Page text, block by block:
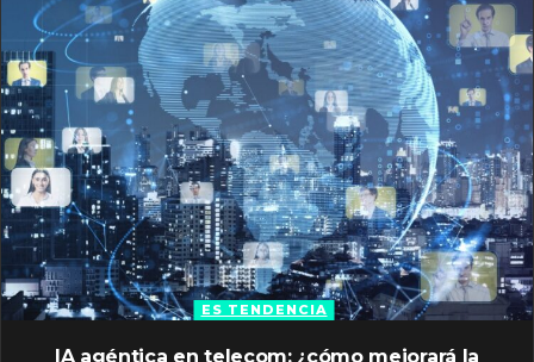
ES TENDENCIA
IA agéntica en telecom: ¿cómo mejorará la